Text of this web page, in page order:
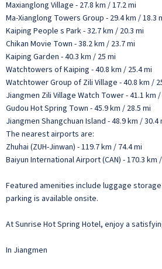
Maxianglong Village - 27.8 km / 17.2 mi
Ma-Xianglong Towers Group - 29.4 km / 18.3
Kaiping People s Park - 32.7 km / 20.3 mi
Chikan Movie Town - 38.2 km / 23.7 mi
Kaiping Garden - 40.3 km / 25 mi
Watchtowers of Kaiping - 40.8 km / 25.4 mi
Watchtower Group of Zili Village - 40.8 km /
Jiangmen Zili Village Watch Tower - 41.1 km /
Gudou Hot Spring Town - 45.9 km / 28.5 mi
Jiangmen Shangchuan Island - 48.9 km / 30.4
The nearest airports are:
Zhuhai (ZUH-Jinwan) - 119.7 km / 74.4 mi
Baiyun International Airport (CAN) - 170.3 km
Featured amenities include luggage
parking is available onsite.
At Sunrise Hot Spring Hotel, enjoy a
In Jiangmen